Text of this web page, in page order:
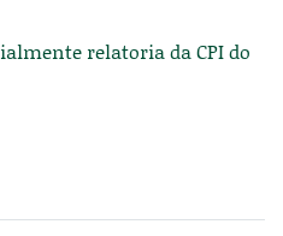
relatoria da CPI do